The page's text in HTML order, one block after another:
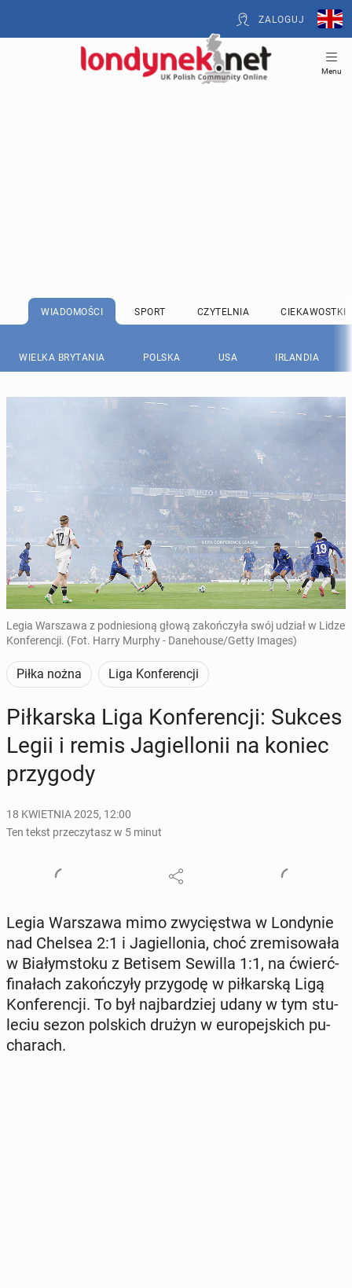
ZALOGUJ
Menu
WIADOMOŚCI SPORT CZYTELNIA CIEKAWOSTKI
WIELKA BRYTANIA POLSKA USA IRLANDIA
Legia Warszawa z podniesioną głową zakończyła swój udział w Lidze
Konferencji. (Fot. Harry Murphy - Danehouse/Getty Images)
Piłka nożna Liga Konferencji
Pił­kar­ska Liga Kon­fe­ren­cji: Sukces
Legii i remis Ja­giel­lo­nii na koniec
przy­go­dy
18 KWIETNIA 2025, 12:00
Ten tekst przeczytasz w 5 minut
Legia War­sza­wa mimo zwy­cię­stwa w Lon­dy­nie
nad Chelsea 2:1 i Ja­giel­lo­nia, choć zre­mi­so­wa­ła
w Bia­łym­sto­ku z Betisem Sewilla 1:1, na ćwierć­
fi­na­łach za­koń­czy­ły przy­go­dę w pił­kar­ską Ligą
Kon­fe­ren­cji. To był naj­bar­dziej udany w tym stu­
le­ciu sezon pol­skich drużyn w eu­ro­pej­skich pu­
cha­rach.